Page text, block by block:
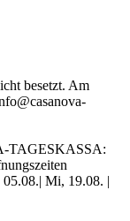
besetzt. Am
TAGESKASSA:
Mi, 19.08. |